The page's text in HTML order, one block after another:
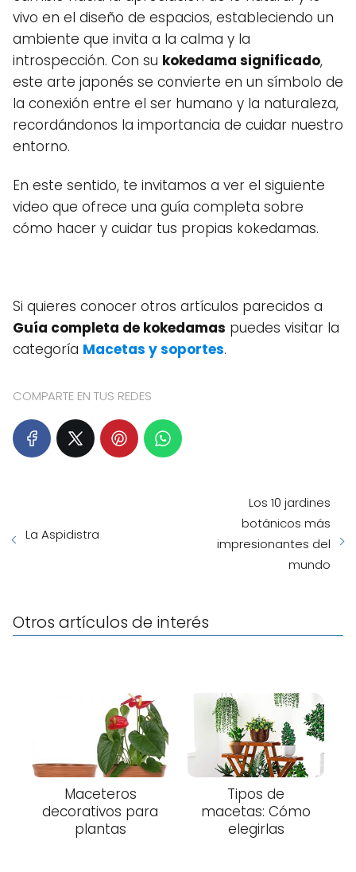
vivo en el diseño de espacios, estableciendo un
ambiente que invita a la calma y la
introspección. Con su kokedama significado,
este arte japonés se convierte en un símbolo de
la conexión entre el ser humano y la naturaleza,
recordándonos la importancia de cuidar nuestro
entorno.
En este sentido, te invitamos a ver el siguiente
video que ofrece una guía completa sobre
cómo hacer y cuidar tus propias kokedamas.
Si quieres conocer otros artículos parecidos a
Guía completa de kokedamas puedes visitar la
categoría Macetas y soportes.
COMPARTE EN TUS REDES
La Aspidistra
Los 10 jardines
botánicos más
impresionantes del
mundo
Otros artículos de interés
Maceteros
decorativos para
plantas
Tipos de
macetas: Cómo
elegirlas